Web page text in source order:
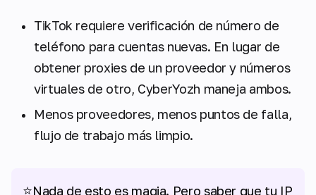
TikTok requiere verificación de número de
teléfono para cuentas nuevas. En lugar de
obtener proxies de un proveedor y números
virtuales de otro, CyberYozh maneja ambos.
Menos proveedores, menos puntos de falla,
flujo de trabajo más limpio.
⭐Nada de esto es magia. Pero saber que tu IP